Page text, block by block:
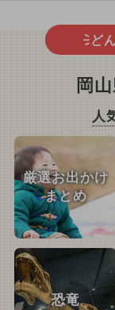
ど
岡
人
厳選お出かけ
まとめ
恐竜